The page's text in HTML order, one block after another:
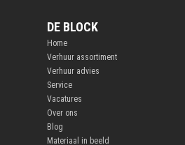
DE BLOCK
Home
Verhuur assortiment
Verhuur advies
Service
Vacatures
Over ons
Blog
Materiaal in beeld